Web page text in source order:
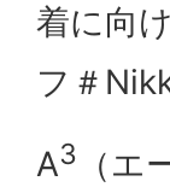
着に向
フ＃
A3
（